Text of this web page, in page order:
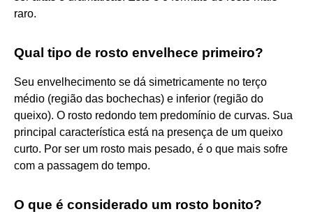
raro.
Qual tipo de rosto envelhece primeiro?
Seu envelhecimento se dá simetricamente no terço
médio (região das bochechas) e inferior (região do
queixo). O rosto redondo tem predomínio de curvas. Sua
principal característica está na presença de um queixo
curto. Por ser um rosto mais pesado, é o que mais sofre
com a passagem do tempo.
O que é considerado um rosto bonito?